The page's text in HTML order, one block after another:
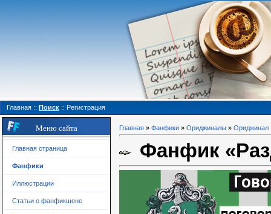
Главная :: Поиск :: Регистрация
Меню сайта
Главная страница
Фанфики
Иллюстрации
Статьи о фанфикшене
Главная » Фанфики » Ориджиналы » Ориджинал
Фанфик